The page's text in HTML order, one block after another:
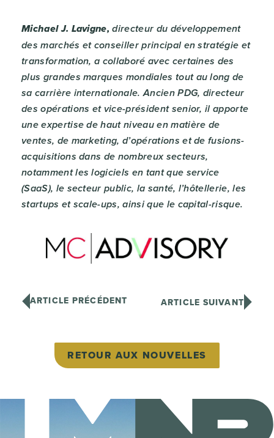
Michael J. Lavigne,directeur du développement
des marchés et conseiller principal en stratégie et
transformation, a collaboré avec certaines des
plus grandes marques mondiales tout au long de
sa carrière internationale. Ancien PDG, directeur
des opérations et vice-président senior, il apporte
une expertise de haut niveau en matière de
ventes, de marketing, d’opérations et de fusions-
acquisitions dans de nombreux secteurs,
notamment les logiciels en tant que service
(SaaS), le secteur public, la santé, l’hôtellerie, les
startups et scale-ups, ainsi que le capital-risque.
ARTICLE PRÉCÉDENT ARTICLE SUIVANT
RETOUR AUX NOUVELLES